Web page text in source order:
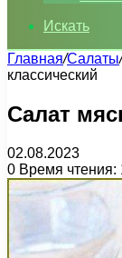
Искать
Главная/Салаты/
классический
Салат
02.08.2023
0 Время чтения: